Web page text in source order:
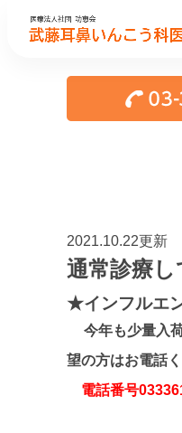
2021.10.22更新
通常診療し
★インフルエ
今年も少量入
望の方はお電話く
電話番号